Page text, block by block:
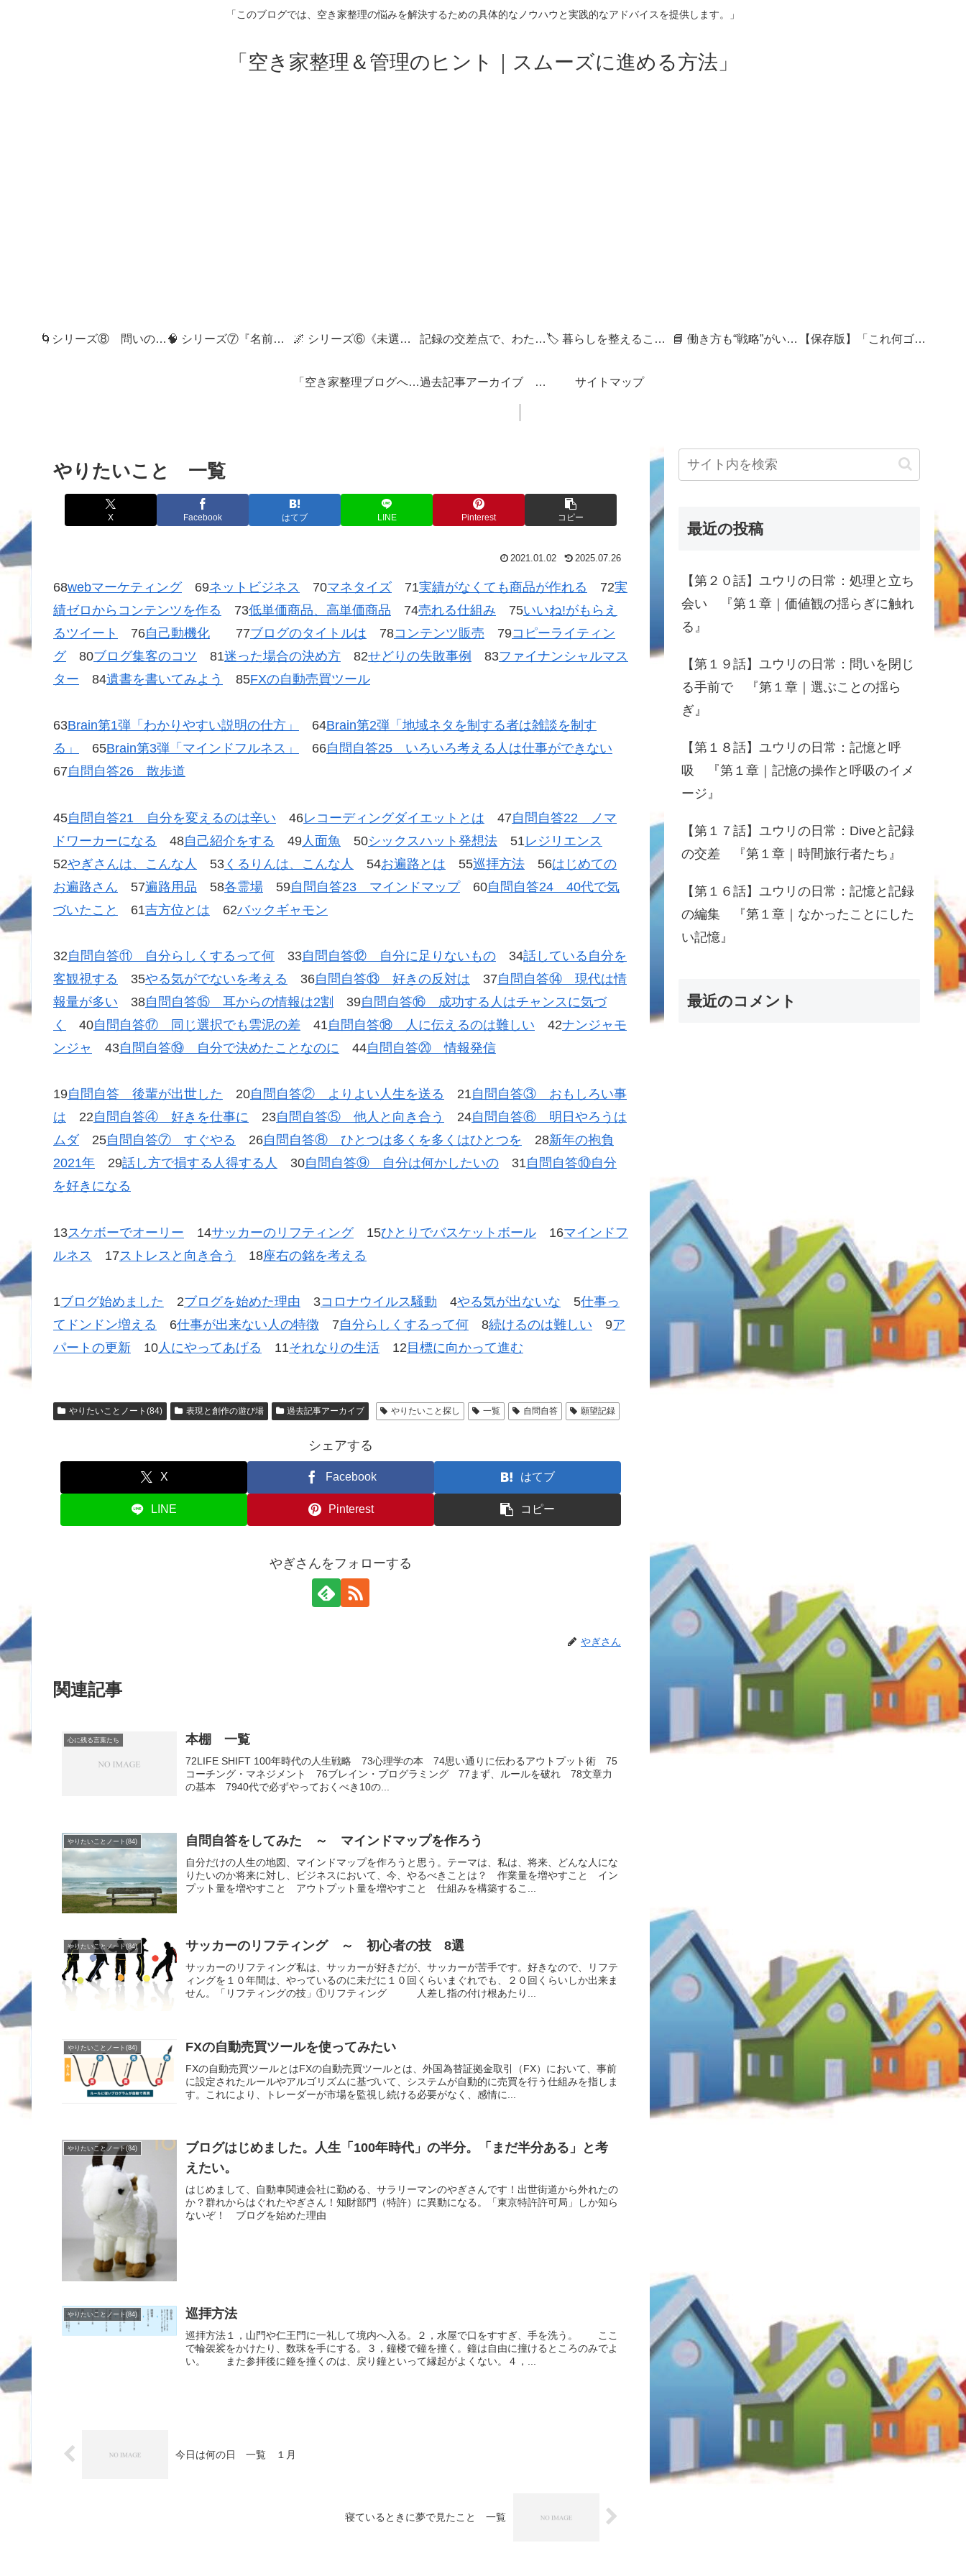
「このブログでは、空き家整理の悩みを解決するための具体的なノウハウと実践的なアドバイスを提供します。」
「空き家整理＆管理のヒント｜スムーズに進める方法」
🌀シリーズ⑧ 問いの狭間へ：記録社会とMemory Diveの世界へようこそ 🧠 シリーズ⑦『名前のない記憶』 🌌 シリーズ⑥《未選択の編集点》 記録の交差点で、わたしを編みなおす 🏷 暮らしを整えることは、未来を編むこと 📘 働き方も“戦略”がいる──セカンドキャリアを組み直す50代の記録 【保存版】「これ何ゴミ？」で迷ったら｜捨てづらさをスコアで見える化する処分ガイド
「空き家整理ブログへようこそ！」 過去記事アーカイブ 「思い立ったが吉日ぶろぐ」 ブログの内容 一覧 リンク集 サイトマップ
やりたいこと 一覧
X Facebook はてブ LINE Pinterest コピー
2021.01.02 2025.07.26
68webマーケティング69ネットビジネス 70マネタイズ 71実績がなくても商品が作れる 72実
績ゼロからコンテンツを作る 73低単価商品、高単価商品 74売れる仕組み 75いいね!がもらえ
るツイート
76自己動機化 77ブログのタイトルは 78コンテンツ販売 79コピーライティン
グ80ブログ集客のコツ 81迷った場合の決め方 82せどりの失敗事例 83ファイナンシャルマス
ター 84遺書を書いてみよう 85FXの自動売買ツール
63Brain第1弾「わかりやすい説明の仕方」 64Brain第2弾「地域ネタを制する者は雑談を制す
る」
65Brain第3弾「マインドフルネス」 66自問自答25 いろいろ考える人は仕事ができない
67自問自答26 散歩道
45自問自答21 自分を変えるのは辛い 46レコーディングダイエットとは 47自問自答22 ノマ
ドワーカーになる 48自己紹介をする 49 人面魚 50シックスハット発想法 51レジリエンス
52やぎさんは、こんな人 53 くるりんは、こんな人 54お遍路とは 55巡拝方法 56はじめての
お遍路さん 57遍路用品 58各霊場 59自問自答23 マインドマップ60自問自答24 40代で気
づいたこと
61吉方位とは 62バックギャモン
32自問自答⑪ 自分らしくするって何 33自問自答⑫ 自分に足りないもの 34話している自分を
客観視する 35やる気がでないを考える 36自問自答⑬ 好きの反対は 37自問自答⑭ 現代は情
報量が多い 38自問自答⑮ 耳からの情報は2割 39自問自答⑯ 成功する人はチャンスに気づ
く
40自問自答⑰ 同じ選択でも雲泥の差 41自問自答⑱ 人に伝えるのは難しい 42ナンジャモ
ンジャ
43自問自答⑲ 自分で決めたことなのに 44自問自答⑳ 情報発信
19自問自答 後輩が出世した 20自問自答② よりよい人生を送る 21自問自答③ おもしろい事
は 22自問自答④ 好きを仕事に 23自問自答⑤ 他人と向き合う 24自問自答⑥ 明日やろうは
ムダ 25自問自答⑦ すぐやる 26自問自答⑧ ひとつは多くを多くはひとつを 28新年の抱負
2021年 29話し方で損する人得する人 30自問自答⑨ 自分は何かしたいの 31自問自答⑩自分
を好きになる
13スケボーでオーリー 14サッカーのリフティング15ひとりでバスケットボール 16マインドフ
ルネス
17 ストレスと向き合う 18座右の銘を考える
1ブログ始めました 2ブログを始めた理由 3コロナウイルス騒動 4やる気が出ないな 5仕事っ
てドンドン増える 6仕事が出来ない人の特徴 7自分らしくするって何 8続けるのは難しい 9ア
パートの更新 10人にやってあげる 11それなりの生活 12 目標に向かって進む
やりたいことノート(84) 表現と創作の遊び場 過去記事アーカイブ やりたいこと探し 一覧 自問自答 願望記録
シェアする
X Facebook はてブ
LINE Pinterest コピー
やぎさんをフォローする
やぎさん
関連記事
心に残る言葉たち 本棚 一覧
72LIFE SHIFT 100年時代の人生戦略 73心理学の本 74思い通りに伝わるアウトプット術 75
コーチング・マネジメント 76ブレイン・プログラミング 77まず、ルールを破れ 78文章力
の基本 7940代で必ずやっておくべき10の...
やりたいことノート(84) 自問自答をしてみた ～ マインドマップを作ろう
自分だけの人生の地図、マインドマップを作ろうと思う。テーマは、私は、将来、どんな人にな
りたいのか将来に対し、ビジネスにおいて、今、やるべきことは？ 作業量を増やすこと イン
プット量を増やすこと アウトプット量を増やすこと 仕組みを構築するこ...
やりたいことノート(84) サッカーのリフティング ～ 初心者の技 8選
サッカーのリフティング私は、サッカーが好きだが、サッカーが苦手です。好きなので、リフテ
ィングを１０年間は、やっているのに未だに１０回くらいまぐれでも、２０回くらいしか出来ま
せん。「リフティングの技」①リフティング 人差し指の付け根あたり...
やりたいことノート(84) FXの自動売買ツールを使ってみたい
FXの自動売買ツールとはFXの自動売買ツールとは、外国為替証拠金取引（FX）において、事前
に設定されたルールやアルゴリズムに基づいて、システムが自動的に売買を行う仕組みを指しま
す。これにより、トレーダーが市場を監視し続ける必要がなく、感情に...
やりたいことノート(84)
ブログはじめました。人生「100年時代」の半分。「まだ半分ある」と考
えたい。
はじめまして、自動車関連会社に勤める、サラリーマンのやぎさんです！出世街道から外れたの
か？群れからはぐれたやぎさん！知財部門（特許）に異動になる。「東京特許許可局」しか知ら
ないぞ！ ブログを始めた理由
やりたいことノート(84) 巡拝方法
巡拝方法１，山門や仁王門に一礼して境内へ入る。２，水屋で口をすすぎ、手を洗う。 ここ
で輪袈裟をかけたり、数珠を手にする。３，鐘楼で鐘を撞く。鐘は自由に撞けるところのみでよ
い。 また参拝後に鐘を撞くのは、戻り鐘といって縁起がよくない。４，...
今日は何の日 一覧 １月
寝ているときに夢で見たこと 一覧
最近の投稿
【第２０話】ユウリの日常：処理と立ち
会い 『第１章｜価値観の揺らぎに触れ
る』
【第１９話】ユウリの日常：問いを閉じ
る手前で 『第１章｜選ぶことの揺ら
ぎ』
【第１８話】ユウリの日常：記憶と呼
吸 『第１章｜記憶の操作と呼吸のイメ
ージ』
【第１７話】ユウリの日常：Diveと記録
の交差 『第１章｜時間旅行者たち』
【第１６話】ユウリの日常：記憶と記録
の編集 『第１章｜なかったことにした
い記憶』
最近のコメント